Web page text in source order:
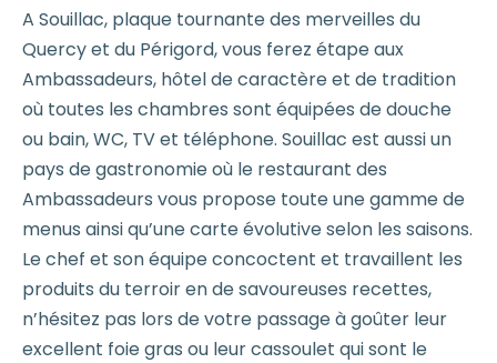
A Souillac, plaque tournante des merveilles du
Quercy et du Périgord, vous ferez étape aux
Ambassadeurs, hôtel de caractère et de tradition
où toutes les chambres sont équipées de douche
ou bain, WC, TV et téléphone. Souillac est aussi un
pays de gastronomie où le restaurant des
Ambassadeurs vous propose toute une gamme de
menus ainsi qu’une carte évolutive selon les saisons.
Le chef et son équipe concoctent et travaillent les
produits du terroir en de savoureuses recettes,
n’hésitez pas lors de votre passage à goûter leur
excellent foie gras ou leur cassoulet qui sont le